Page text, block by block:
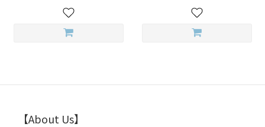
【About Us】